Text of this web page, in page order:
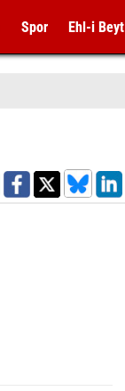
Spor Ehl-i Beyt